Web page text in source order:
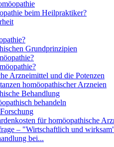
beim Heilpraktiker?
Grundprinzipien
Arzneimittel und die Potenzen
homöopathischer Arzneien
Behandlung
behandeln
für homöopathische
– "Wirtschaftlich und
bei...